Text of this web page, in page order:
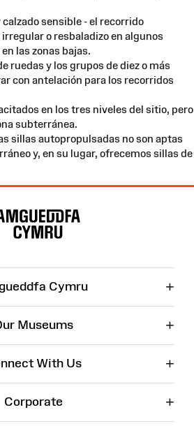
sensible - el recorrido
o resbaladizo en algunos
las zonas bajas.
ruedas y los grupos de diez o más
con antelación para los recorridos
en los tres niveles del sitio, pero
subterránea.
sillas autopropulsadas no son aptas
y, en su lugar, ofrecemos sillas de
Cymru +
Museums +
With Us +
Corporate +